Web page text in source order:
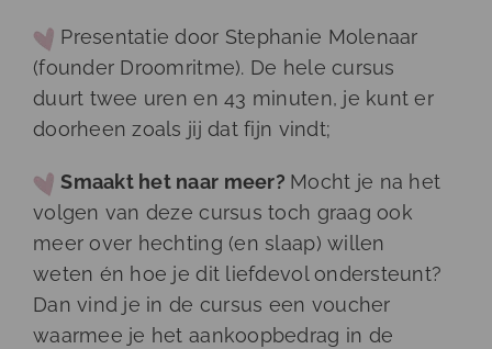
Presentatie door Stephanie Molenaar
(founder Droomritme). De hele cursus
duurt twee uren en 43 minuten, je kunt er
doorheen zoals jij dat fijn vindt;
Smaakt het naar meer? Mocht je na het
volgen van deze cursus toch graag ook
meer over hechting (en slaap) willen
weten én hoe je dit liefdevol ondersteunt?
Dan vind je in de cursus een voucher
waarmee je het aankoopbedrag in de